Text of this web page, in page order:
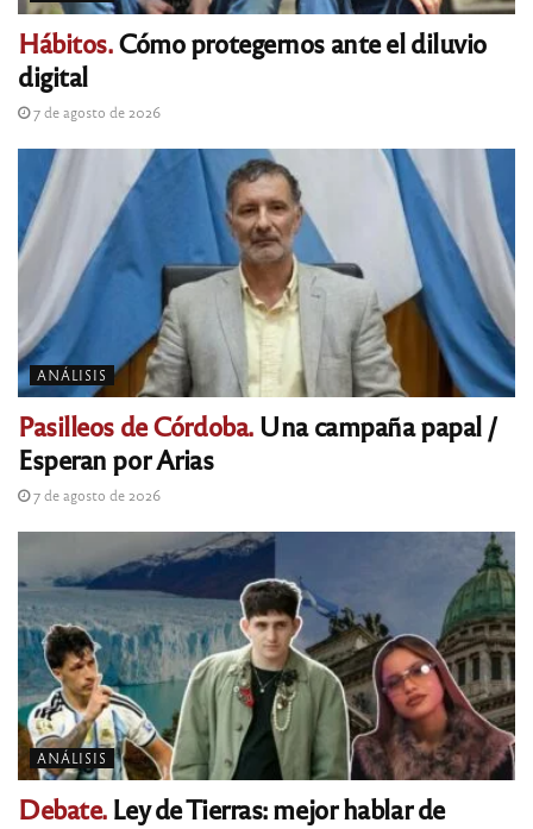
Hábitos.Cómo protegernos ante el diluvio
digital
7 de agosto de 2026
ANÁLISIS
Pasilleos de Córdoba.Una campaña papal /
Esperan por Arias
7 de agosto de 2026
ANÁLISIS
Debate.Ley de Tierras: mejor hablar de